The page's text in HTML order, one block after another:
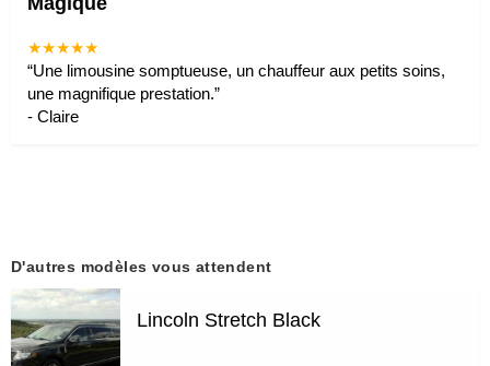
★★★★★
“Une limousine somptueuse, un chauffeur aux petits soins,
une magnifique prestation.”
- Claire
D'autres modèles vous attendent
Lincoln Stretch Black